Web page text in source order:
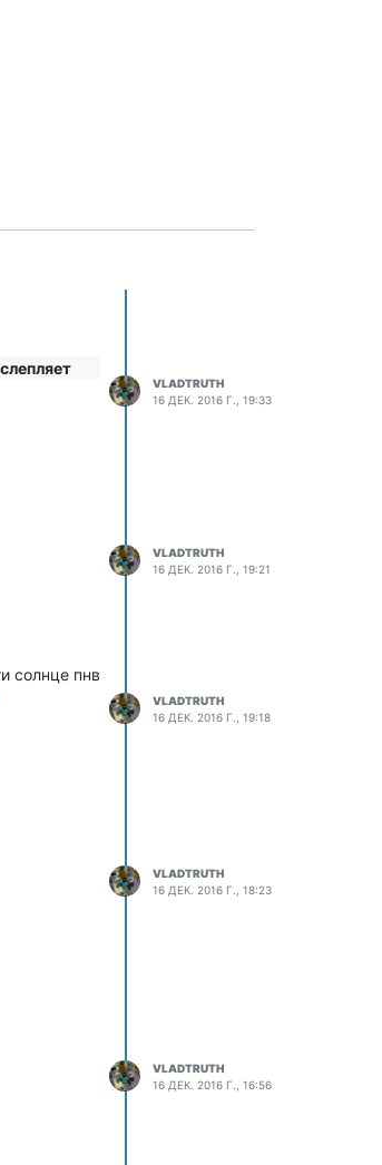
VLADTRUTH
16 ДЕК. 2016 Г., 19:33
VLADTRUTH
16 ДЕК. 2016 Г., 19:21
солнце пнв
VLADTRUTH
16 ДЕК. 2016 Г., 19:18
VLADTRUTH
16 ДЕК. 2016 Г., 18:23
VLADTRUTH
16 ДЕК. 2016 Г., 16:56